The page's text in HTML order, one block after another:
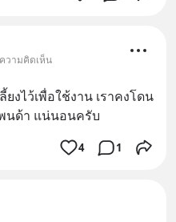
วามคิดเห็น
งไว้เพื่อใช้งาน เราคงโดน
นด้า แน่นอนครับ
4 1